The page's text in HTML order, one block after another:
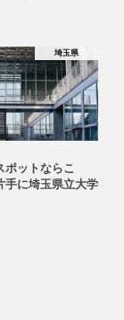
埼玉県
ポットならこ
手に埼玉県立大学